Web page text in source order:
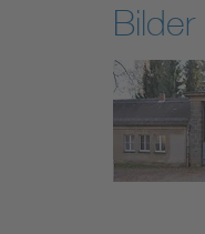
Bilder